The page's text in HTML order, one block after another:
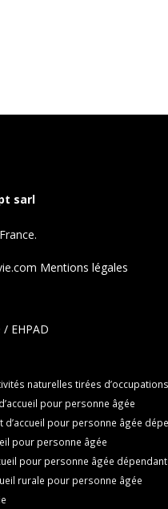
sarl
Mentions légales
EHPAD
naturelles tirées
pour personne âgée
d’accueil pour personne âgée
pour personne âgée
pour personne âgée
rurale pour personne âgée